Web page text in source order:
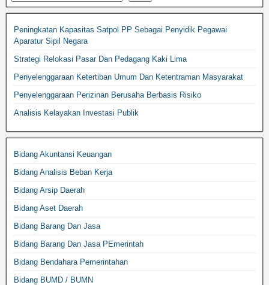
Peningkatan Kapasitas Satpol PP Sebagai Penyidik Pegawai
Aparatur Sipil Negara
Strategi Relokasi Pasar Dan Pedagang Kaki Lima
Penyelenggaraan Ketertiban Umum Dan Ketentraman Masyarakat
Penyelenggaraan Perizinan Berusaha Berbasis Risiko
Analisis Kelayakan Investasi Publik
Bidang Akuntansi Keuangan
Bidang Analisis Beban Kerja
Bidang Arsip Daerah
Bidang Aset Daerah
Bidang Barang Dan Jasa
Bidang Barang Dan Jasa PEmerintah
Bidang Bendahara Pemerintahan
Bidang BUMD / BUMN